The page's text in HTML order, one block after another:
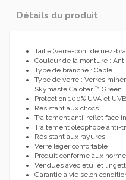
Détails du produit
Taille (verre-pont de nez-
Couleur de la monture :
Type de branche : Cable
Type de verre : Verres
Skymaste Calobar ™ Green
Protection 100% UVA et
Résistant aux chocs
Traitement anti-reflet face
Traitement oléophobe anti-
Résistant aux rayures
Verre léger confortable
Produit conforme aux
Vendues avec étui et
Garantie à vie selon